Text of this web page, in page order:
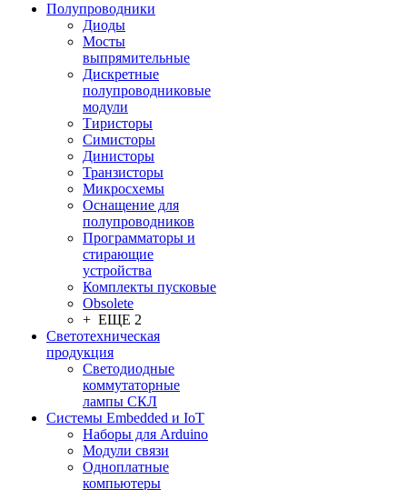
Полупроводники
Диоды
Мосты
выпрямительные
Дискретные
полупроводниковые
модули
Тиристоры
Симисторы
Динисторы
Транзисторы
Микросхемы
Оснащение для
полупроводников
Программаторы и
стирающие
устройства
Комплекты пусковые
Obsolete
+ ЕЩЕ 2
Светотехническая
продукция
Светодиодные
коммутаторные
лампы СКЛ
Системы Embedded и IoT
Наборы для Arduino
Модули связи
Одноплатные
компьютеры